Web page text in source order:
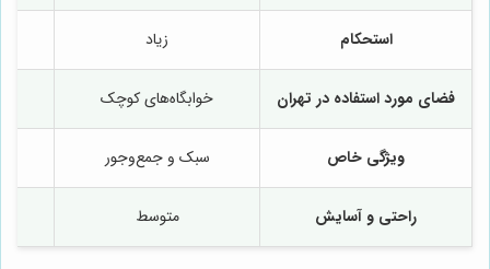
استحکام زیاد
فضای مورد استفاده در تهران خوابگاه‌های کوچک
ویژگی خاص سبک و جمع‌وجور
راحتی و آسایش متوسط